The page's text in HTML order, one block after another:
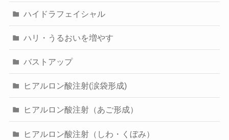
ハイドラフェイシャル
ハリ・うるおいを増やす
バストアップ
ヒアルロン酸注射(涙袋形成)
ヒアルロン酸注射（あご形成）
ヒアルロン酸注射（しわ・くぼみ）